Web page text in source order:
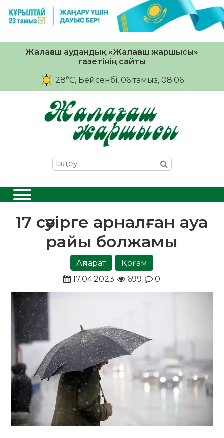
Жалағаш аудандық «Жалағаш жаршысы»
газетінің сайты
28°C, Бейсенбі, 06 тамыз, 08:06
17 сәуірге арналған ауа
райы болжамы
Ақпарат
Қоғам
17.04.2023
699 0